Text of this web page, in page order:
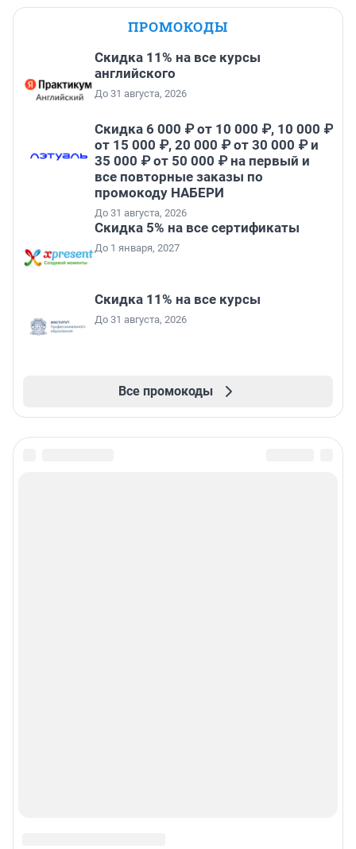
ПРОМОКОДЫ
Скидка 11% на все курсы
английского
До 31 августа, 2026
Скидка 6 000 ₽ от 10 000 ₽, 10 000 ₽
от 15 000 ₽, 20 000 ₽ от 30 000 ₽ и
35 000 ₽ от 50 000 ₽ на первый и
все повторные заказы по
промокоду НАБЕРИ
До 31 августа, 2026
Скидка 5% на все сертификаты
До 1 января, 2027
Скидка 11% на все курсы
До 31 августа, 2026
Все промокоды